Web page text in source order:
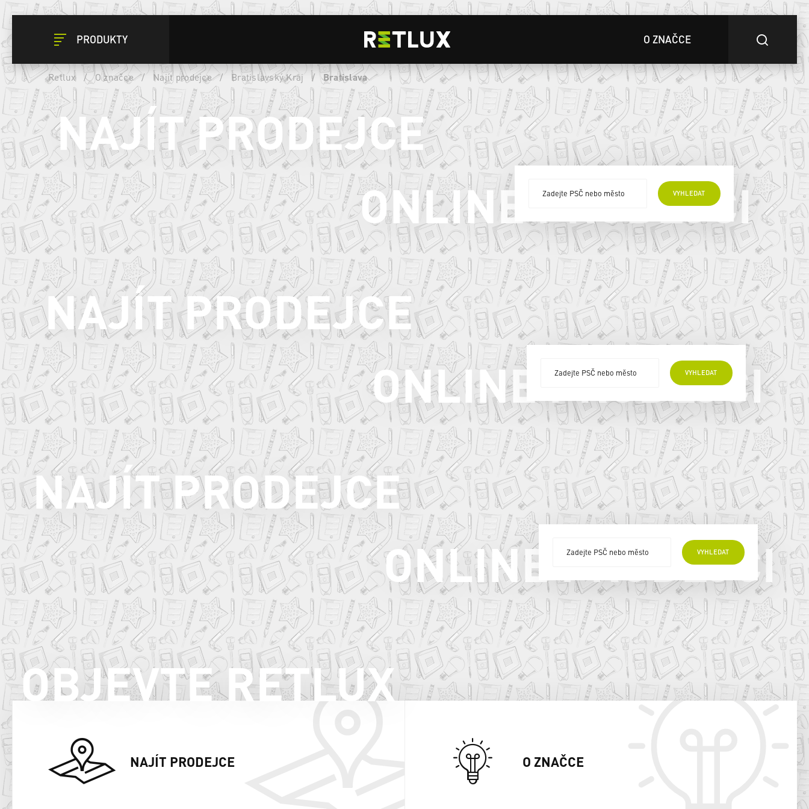
PRODUKTY O ZNAČCE
Retlux / O značce / Najít prodejce / Bratislavský Kraj / Bratislava
NAJÍT PRODEJCE
VYHLEDAT
ONLINE PRODEJCI
NAJÍT PRODEJCE
VYHLEDAT
ONLINE PRODEJCI
NAJÍT PRODEJCE
VYHLEDAT
ONLINE PRODEJCI
OBJEVTE RETLUX
NAJÍT PRODEJCE O ZNAČCE